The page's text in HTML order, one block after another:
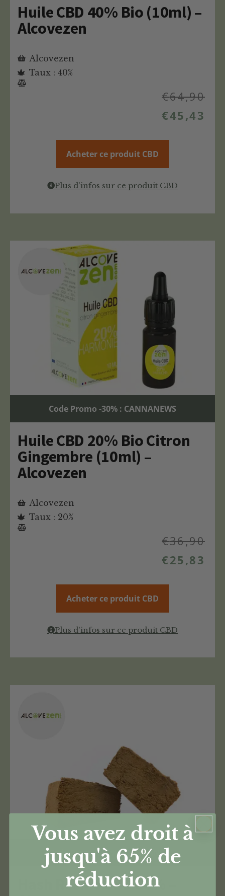
Huile CBD 40% Bio (10ml) –
Alcovezen
Alcovezen
Taux : 40%
€64,90
€45,43
Acheter ce produit CBD
Plus d'infos sur ce produit CBD
Code Promo -30% : CANNANEWS
Huile CBD 20% Bio Citron
Gingembre (10ml) –
Alcovezen
Alcovezen
Taux : 20%
€36,90
€25,83
Acheter ce produit CBD
Plus d'infos sur ce produit CBD
Code Promo -30% : CANNANEWS
Hash Résine CBD 30% –
Vous avez droit à
jusqu'à 65% de
réduction